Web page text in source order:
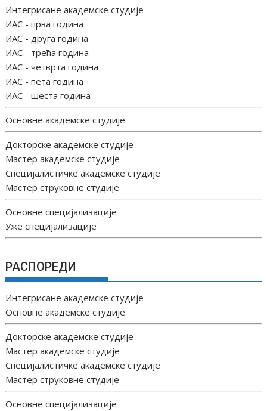
Интегрисане академске студије
ИАС - прва година
ИАС - друга година
ИАС - трећа година
ИАС - четврта година
ИАС - пета година
ИАС - шеста година
Основне академске студије
Докторске академске студије
Мастер академске студије
Специјалистичке академске студије
Мастер струковне студије
Основне специјализације
Уже специјализације
РАСПОРЕДИ
Интегрисане академске студије
Основне академске студије
Докторске академске студије
Мастер академске студије
Специјалистичке академске студије
Мастер струковне студије
Основне специјализације